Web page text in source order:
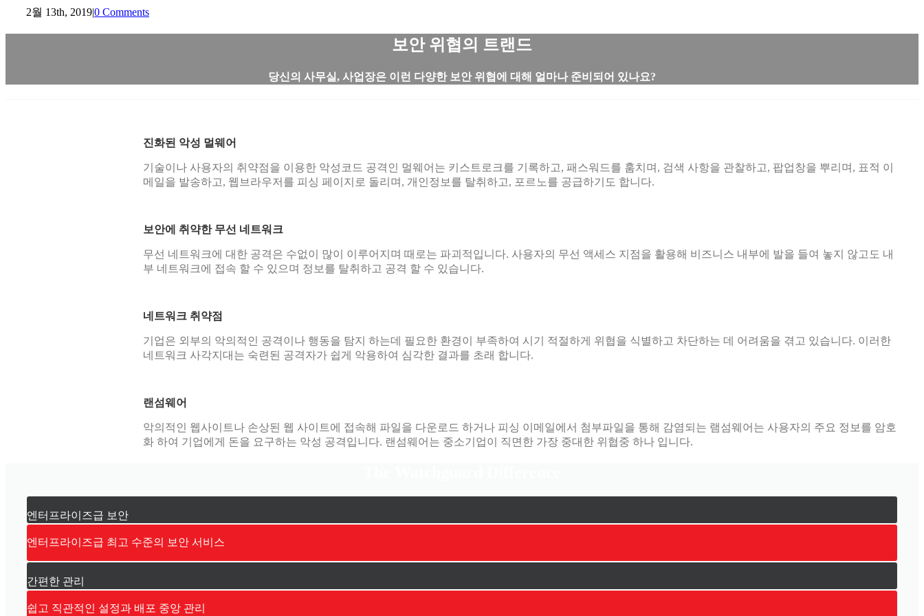
2월 13th, 2019|0 Comments
보안 위협의 트랜드
당신의 사무실, 사업장은 이런 다양한 보안 위협에 대해 얼마나 준비되어 있나요?
진화된 악성 멀웨어
기술이나 사용자의 취약점을 이용한 악성코드 공격인 멀웨어는 키스트로크를 기록하고, 패스워드를 훔치며, 검색 사항을 관찰하고, 팝업창을 뿌리며, 표적 이
메일을 발송하고, 웹브라우저를 피싱 페이지로 돌리며, 개인정보를 탈취하고, 포르노를 공급하기도 합니다.
보안에 취약한 무선 네트워크
무선 네트워크에 대한 공격은 수없이 많이 이루어지며 때로는 파괴적입니다. 사용자의 무선 액세스 지점을 활용해 비즈니스 내부에 발을 들여 놓지 않고도 내
부 네트워크에 접속 할 수 있으며 정보를 탈취하고 공격 할 수 있습니다.
네트워크 취약점
기업은 외부의 악의적인 공격이나 행동을 탐지 하는데 필요한 환경이 부족하여 시기 적절하게 위협을 식별하고 차단하는 데 어려움을 겪고 있습니다. 이러한
네트워크 사각지대는 숙련된 공격자가 쉽게 악용하여 심각한 결과를 초래 합니다.
랜섬웨어
악의적인 웹사이트나 손상된 웹 사이트에 접속해 파일을 다운로드 하거나 피싱 이메일에서 첨부파일을 통해 감염되는 램섬웨어는 사용자의 주요 정보를 암호
화 하여 기업에게 돈을 요구하는 악성 공격입니다. 랜섬웨어는 중소기업이 직면한 가장 중대한 위협중 하나 입니다.
엔터프라이즈급 보안
엔터프라이즈급 최고 수준의 보안 서비스
간편한 관리
쉽고 직관적인 설정과 배포 중앙 관리